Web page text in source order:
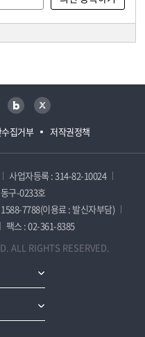
집거부 저작권정책
블로그 트위터
사업자등록 : 314-82-10024
구-0233호
7788(이용료 : 발신자부담)
팩스 : 02-361-8385
ALL RIGHTS RESERVED.